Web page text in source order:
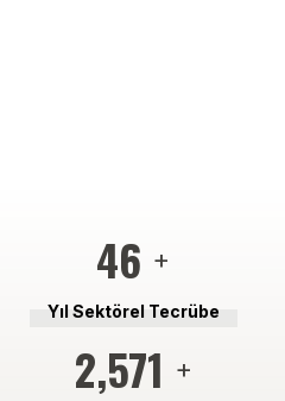
46 +
Yıl Sektörel Tecrübe
2,571 +